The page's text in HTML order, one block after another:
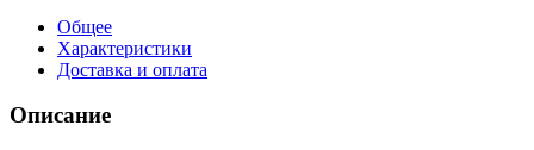
Общее
Характеристики
Доставка и оплата
Описание